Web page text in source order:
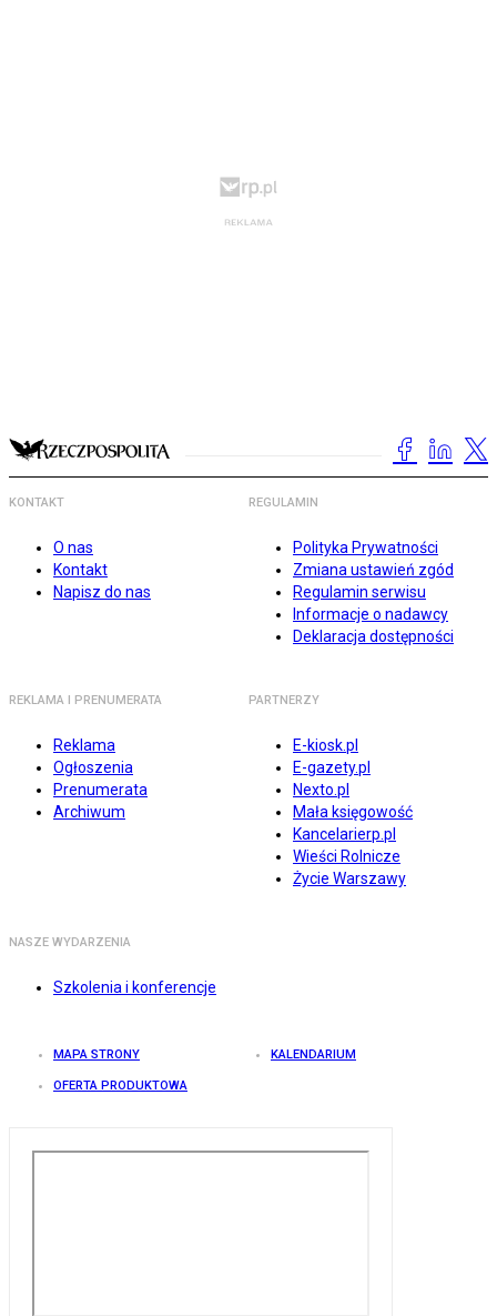
KONTAKT
O nas
Kontakt
Napisz do nas
REGULAMIN
Polityka Prywatności
Zmiana ustawień zgód
Regulamin serwisu
Informacje o nadawcy
Deklaracja dostępności
REKLAMA I PRENUMERATA
Reklama
Ogłoszenia
Prenumerata
Archiwum
PARTNERZY
E-kiosk.pl
E-gazety.pl
Nexto.pl
Mała księgowość
Kancelarierp.pl
Wieści Rolnicze
Życie Warszawy
NASZE WYDARZENIA
Szkolenia i konferencje
MAPA STRONY KALENDARIUM
OFERTA PRODUKTOWA